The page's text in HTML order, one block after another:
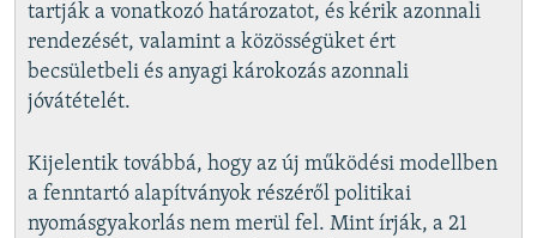
tartják a vonatkozó határozatot, és kérik azonnali
rendezését, valamint a közösségüket ért
becsületbeli és anyagi károkozás azonnali
jóvátételét.
Kijelentik továbbá, hogy az új működési modellben
a fenntartó alapítványok részéről politikai
nyomásgyakorlás nem merül fel. Mint írják, a 21